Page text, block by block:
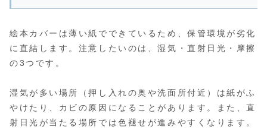
絵本カバーは薄い紙でできているため、保管環境が劣化
に直結します。注意したいのは、湿気・直射日光・摩擦
の3つです。
湿気が多い場所（押し入れの奥や洗面所付近）は紙がふ
やけたり、カビの原因になることがあります。また、直
射日光が当たる場所では色褪せが進みやすくなります。